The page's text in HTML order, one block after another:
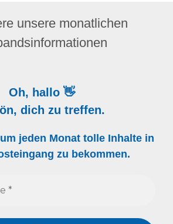
unsere monatlichen
Oh, hallo 👋
dich zu treffen.
jeden Monat tolle Inhalte in
zu bekommen.